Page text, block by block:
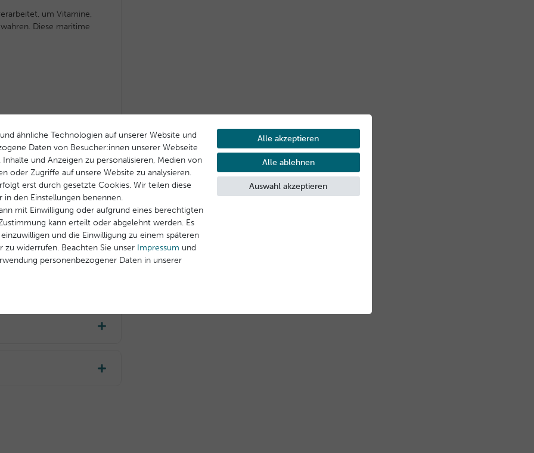
um Vitamine,
Diese maritime
Haut
Maske beruhigt
Haut gegen äußere
Rückstände in
Olea Europaea (Olive)
1, Tocopherol,
ähnliche Technologien auf unserer Website und
Daten von Besucher:innen unserer Webseite
Inhalte und Anzeigen zu personalisieren, Medien von
oder Zugriffe auf unsere Website zu analysieren.
erst durch gesetzte Cookies. Wir teilen diese
den Einstellungen benennen.
mit Einwilligung oder aufgrund eines berechtigten
kann erteilt oder abgelehnt werden. Es
und die Einwilligung zu einem späteren
zu widerrufen. Beachten Sie unser Impressum und
personenbezogener Daten in unserer
Alle akzeptieren
Alle ablehnen
Auswahl akzeptieren